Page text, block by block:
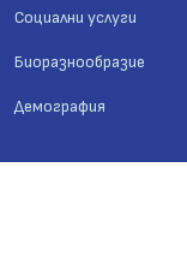
Социални услуги
Биоразнообразие
Демография